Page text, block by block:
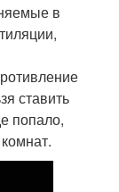
в
ставить
попало,